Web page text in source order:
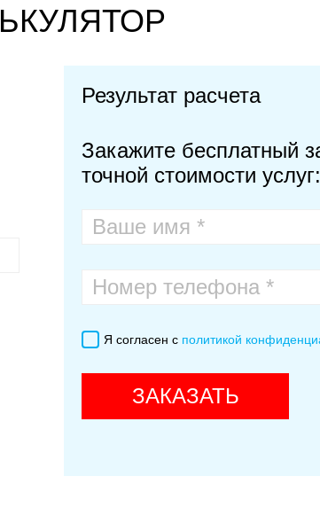
Результат расчета
Закажите бесплатный
точной стоимости услуг:
Я согласен с политикой
ЗАКАЗАТЬ